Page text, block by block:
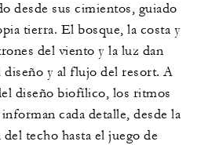
desde sus cimientos, guiado
tierra. El bosque, la costa y
del viento y la luz dan
diseño y al flujo del resort. A
diseño biofílico, los ritmos
cada detalle, desde la
del techo hasta el juego de